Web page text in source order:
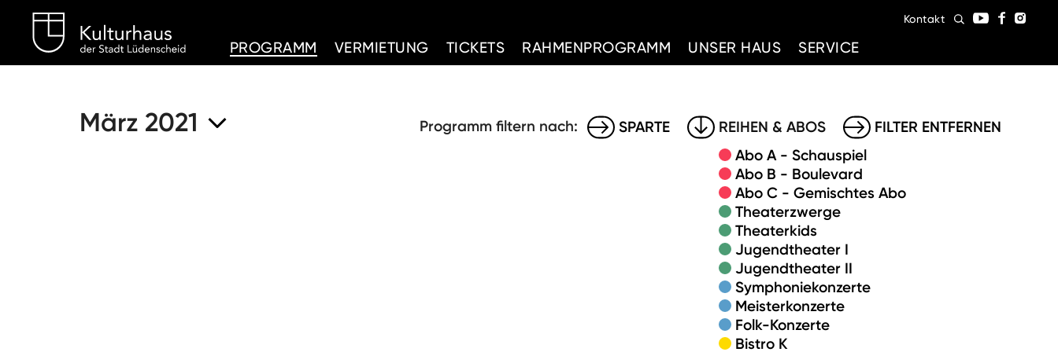
PROGRAMM
VERMIETUNG TICKETS RAHMENPROGRAMM UNSER HAUS SERVICE
Kontakt
März 2021 Programm filtern nach: SPARTE
REIHEN & ABOS
Abo A - Schauspiel
Abo B - Boulevard
Abo C - Gemischtes Abo
Theaterzwerge
Theaterkids
Jugendtheater I
Jugendtheater II
Symphoniekonzerte
Meisterkonzerte
Folk-Konzerte
Bistro K
FILTER ENTFERNEN